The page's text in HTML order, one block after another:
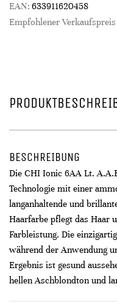
EAN: 633911620458
Empfohlener Verkaufspreis
BESCHREIBUNG
Die CHI Ionic 6AA Lt.
Technologie mit einer
langanhaltende und
Haarfarbe pflegt das Haar
Farbleistung. Die
während der Anwendung
Ergebnis ist gesund
hellen Aschblondton und